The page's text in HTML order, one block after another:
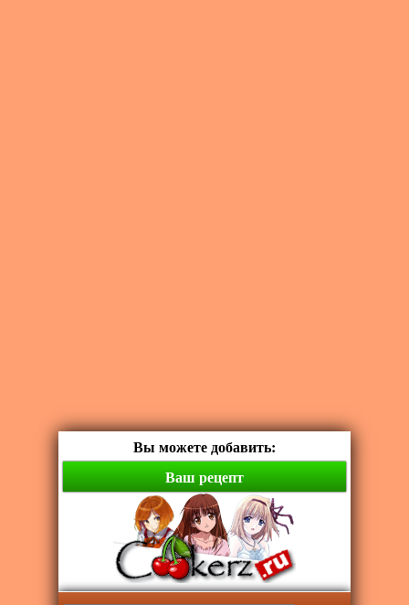
Вы можете добавить:
Ваш рецепт